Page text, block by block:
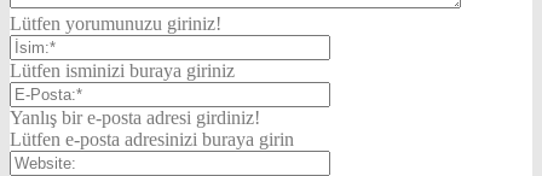
Lütfen yorumunuzu giriniz!
Lütfen isminizi buraya giriniz
Yanlış bir e-posta adresi girdiniz!
Lütfen e-posta adresinizi buraya girin